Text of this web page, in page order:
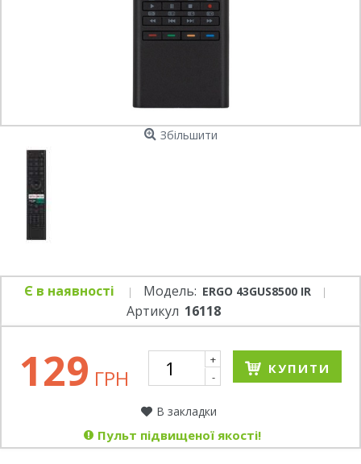
Збільшити
Є в наявності Модель: ERGO 43GUS8500 IR
Артикул 16118
129 ГРН
+
-
КУПИТИ
В закладки
Пульт підвищеної якості!